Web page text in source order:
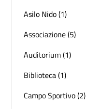
Asilo Nido (1)
Associazione (5)
Auditorium (1)
Biblioteca (1)
Campo Sportivo (2)